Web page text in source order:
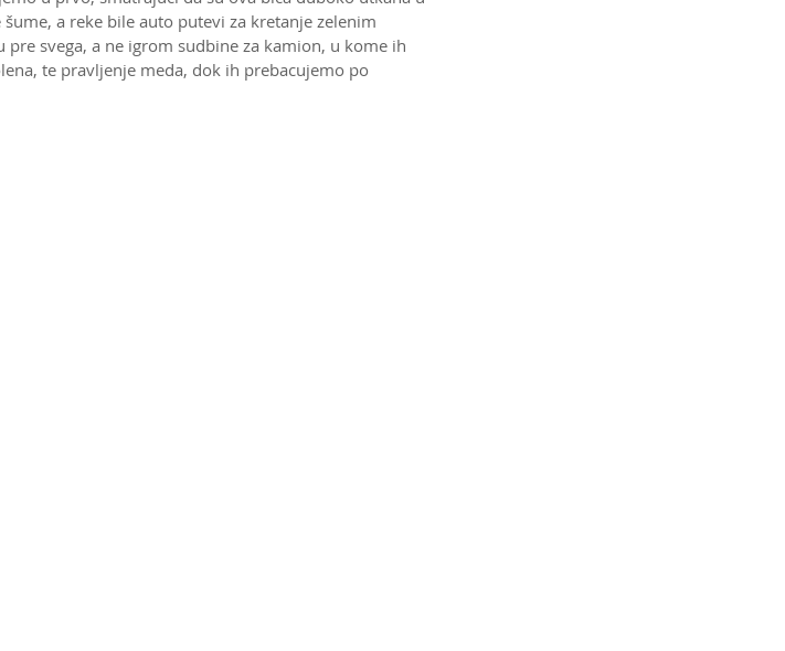
a reke bile auto putevi za kretanje zelenim
svega, a ne igrom sudbine za kamion, u kome ih
te pravljenje meda, dok ih prebacujemo po